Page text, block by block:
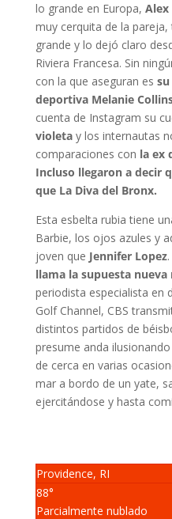
lo grande en Europa, Alex
muy cerquita de la
grande y lo dejó claro
Riviera Francesa. Sin
con la que aseguran es
deportiva Melanie
cuenta de Instagram su
violetay los internautas
comparaciones con la ex
Incluso llegaron a decir
que La Diva del Bronx.
Esta esbelta rubia tiene
Barbie, los ojos azules y
joven que Jennifer Lopez.
llama la supuesta
periodista especialista en
Golf Channel, CBS
distintos partidos de
presume anda
de cerca en varias
mar a bordo de un yate,
ejercitándose y hasta
Providence, RI
88°
Parcialmente nublado